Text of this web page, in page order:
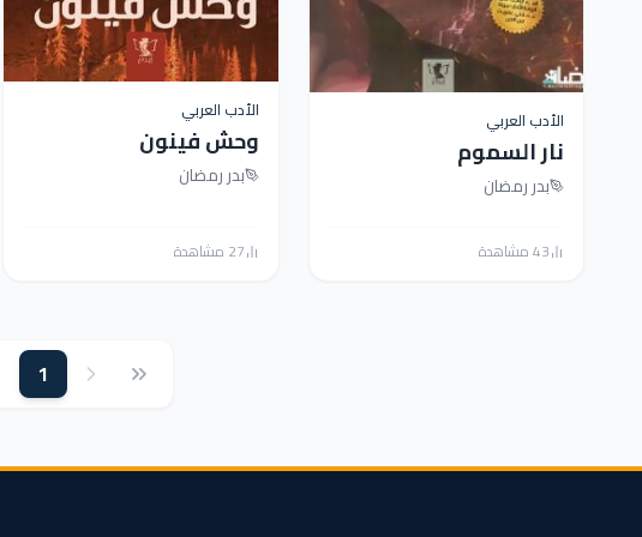
الأدب العربي
نار السموم
بدر رمضان
43 مشاهدة
الأدب العربي
وحش فينون
بدر رمضان
27 مشاهدة
1